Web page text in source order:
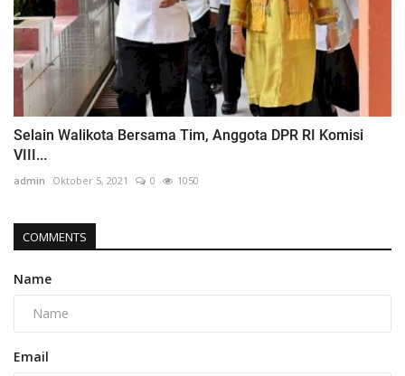
Selain Walikota Bersama Tim, Anggota DPR RI Komisi
VIII...
admin Oktober 5, 2021 0 1050
COMMENTS
Name
Email